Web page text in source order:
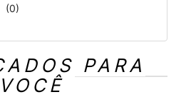
(0)
PARA
VOCÊ